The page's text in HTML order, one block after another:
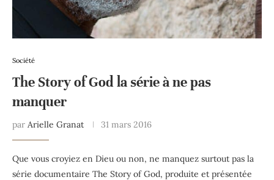
Société
The Story of God la série à ne pas
manquer
par Arielle Granat 31 mars 2016
Que vous croyiez en Dieu ou non, ne manquez surtout pas la
série documentaire The Story of God, produite et présentée